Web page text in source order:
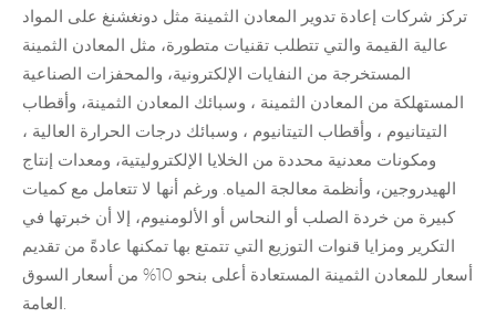
تركز شركات إعادة تدوير المعادن الثمينة مثل دونغشنغ على المواد
عالية القيمة والتي تتطلب تقنيات متطورة، مثل المعادن الثمينة
المستخرجة من النفايات الإلكترونية، والمحفزات الصناعية
المستهلكة من المعادن الثمينة ، وسبائك المعادن الثمينة، وأقطاب
التيتانيوم ، وأقطاب التيتانيوم ، وسبائك درجات الحرارة العالية ،
ومكونات معدنية محددة من الخلايا الإلكتروليتية، ومعدات إنتاج
الهيدروجين، وأنظمة معالجة المياه. ورغم أنها لا تتعامل مع كميات
كبيرة من خردة الصلب أو النحاس أو الألومنيوم، إلا أن خبرتها في
التكرير ومزايا قنوات التوزيع التي تتمتع بها تمكنها عادةً من تقديم
أسعار للمعادن الثمينة المستعادة أعلى بنحو 10% من أسعار السوق
العامة.